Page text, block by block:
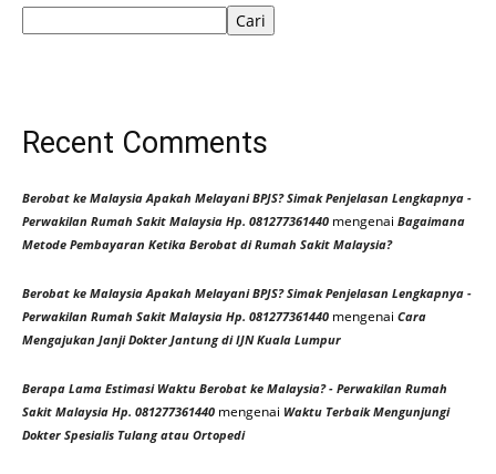
Cari
Recent Comments
Berobat ke Malaysia Apakah Melayani BPJS? Simak Penjelasan Lengkapnya -
Perwakilan Rumah Sakit Malaysia Hp. 081277361440 mengenai Bagaimana
Metode Pembayaran Ketika Berobat di Rumah Sakit Malaysia?
Berobat ke Malaysia Apakah Melayani BPJS? Simak Penjelasan Lengkapnya -
Perwakilan Rumah Sakit Malaysia Hp. 081277361440 mengenai Cara
Mengajukan Janji Dokter Jantung di IJN Kuala Lumpur
Berapa Lama Estimasi Waktu Berobat ke Malaysia? - Perwakilan Rumah
Sakit Malaysia Hp. 081277361440 mengenai Waktu Terbaik Mengunjungi
Dokter Spesialis Tulang atau Ortopedi